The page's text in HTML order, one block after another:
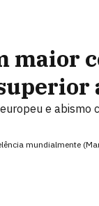
maior
e abismo
mundialmente